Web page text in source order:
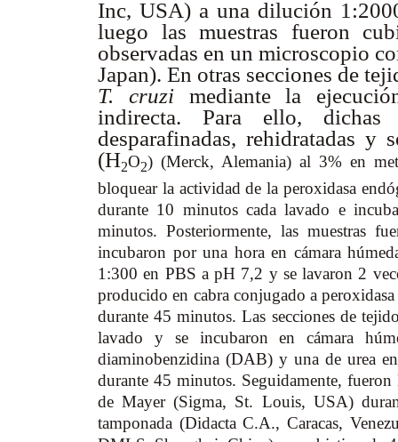
Inc, USA) a una dilución
luego las muestras fueron
observadas en un microscopio
Japan). En otras secciones de
T. cruzimediante la
indirecta. Para ello,
desparafinadas, rehidratadas
(H2O2) (Merck, Alemania) al 3% en
bloquear la actividad de la peroxidasa
durante 10 minutos cada lavado e
minutos. Posteriormente, las muestras
incubaron por una hora en cámara
1:300 en PBS a pH 7,2 y se lavaron 2
producido en cabra conjugado a
durante 45 minutos. Las secciones de
lavado y se incubaron en cámara
diaminobenzidina (DAB) y una de urea
durante 45 minutos. Seguidamente,
de Mayer (Sigma, St. Louis, USA)
tamponada (Didacta C.A., Caracas,